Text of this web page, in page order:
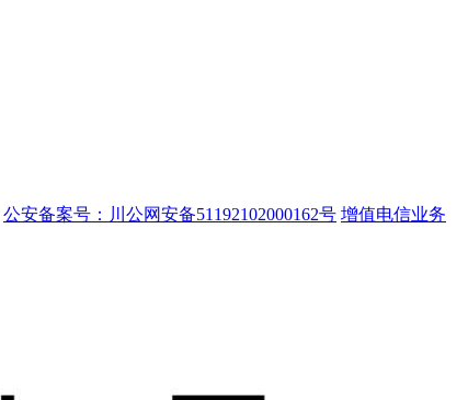
公安备案号：川公网安备51192102000162号 增值电信业务